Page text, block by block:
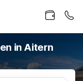
in Aitern